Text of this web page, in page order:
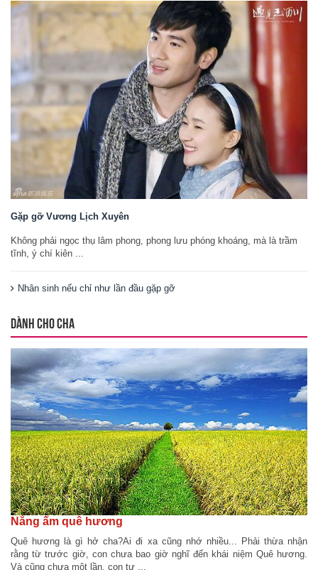
Gặp gỡ Vương Lịch Xuyên
Không phải ngọc thụ lâm phong, phong lưu phóng khoáng, mà là trầm
tĩnh, ý chí kiên ...
Nhân sinh nếu chỉ như lần đầu gặp gỡ
DÀNH CHO CHA
Nắng ấm quê hương
Quê hương là gì hở cha?Ai đi xa cũng nhớ nhiều... Phải thừa nhận
rằng từ trước giờ, con chưa bao giờ nghĩ đến khái niệm Quê hương.
Và cũng chưa một lần, con tự ...